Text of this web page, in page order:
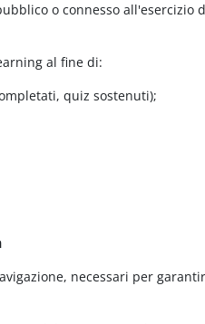
o connesso
al fine di:
quiz sostenuti);
necessari per